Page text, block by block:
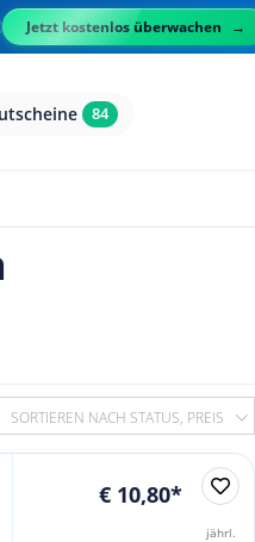
Jetzt kostenlos überwachen
84
SORTIEREN NACH STATUS, PREIS
€ 10,80*
jährl.